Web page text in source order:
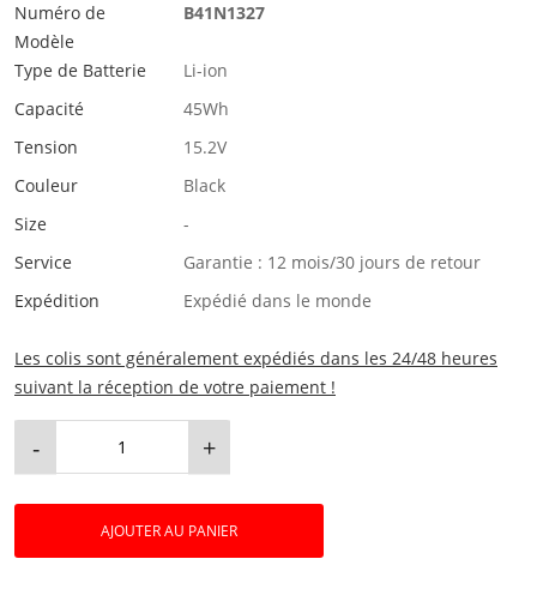
Numéro de
Modèle
B41N1327
Type de Batterie
Li-ion
Capacité
45Wh
Tension
15.2V
Couleur
Black
Size
-
Service
Garantie : 12 mois/30 jours de retour
Expédition
Expédié dans le monde
Les colis sont généralement expédiés dans les 24/48 heures
suivant la réception de votre paiement !
- +
AJOUTER AU PANIER